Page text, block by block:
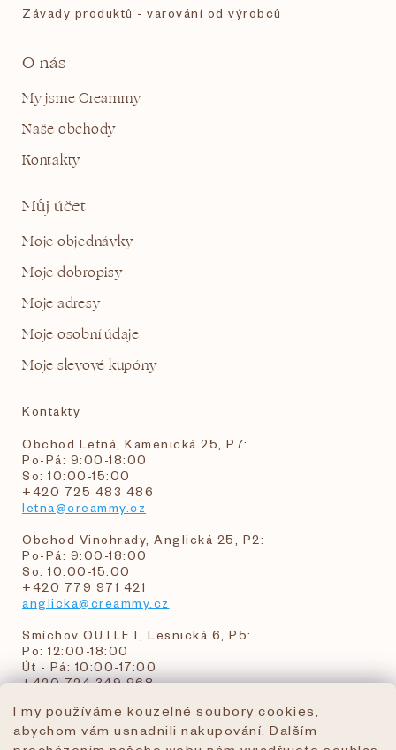
I my používáme kouzelné soubory cookies,
abychom vám usnadnili nakupování. Dalším
Závady produktů - varování od výrobců
O nás
My jsme Creammy
Naše obchody
Kontakty
Můj účet
Moje objednávky
Moje dobropisy
Moje adresy
Moje osobní údaje
Moje slevové kupóny
Kontakty
Obchod Letná, Kamenická 25, P7:
Po-Pá: 9:00-18:00
So: 10:00-15:00
+420 725 483 486
letna@creammy.cz
Obchod Vinohrady, Anglická 25, P2:
Po-Pá: 9:00-18:00
So: 10:00-15:00
+420 779 971 421
anglicka@creammy.cz
Smíchov OUTLET, Lesnická 6, P5:
Po: 12:00-18:00
Út - Pá: 10:00-17:00
+420 724 349 968
objednavky@creammy.cz